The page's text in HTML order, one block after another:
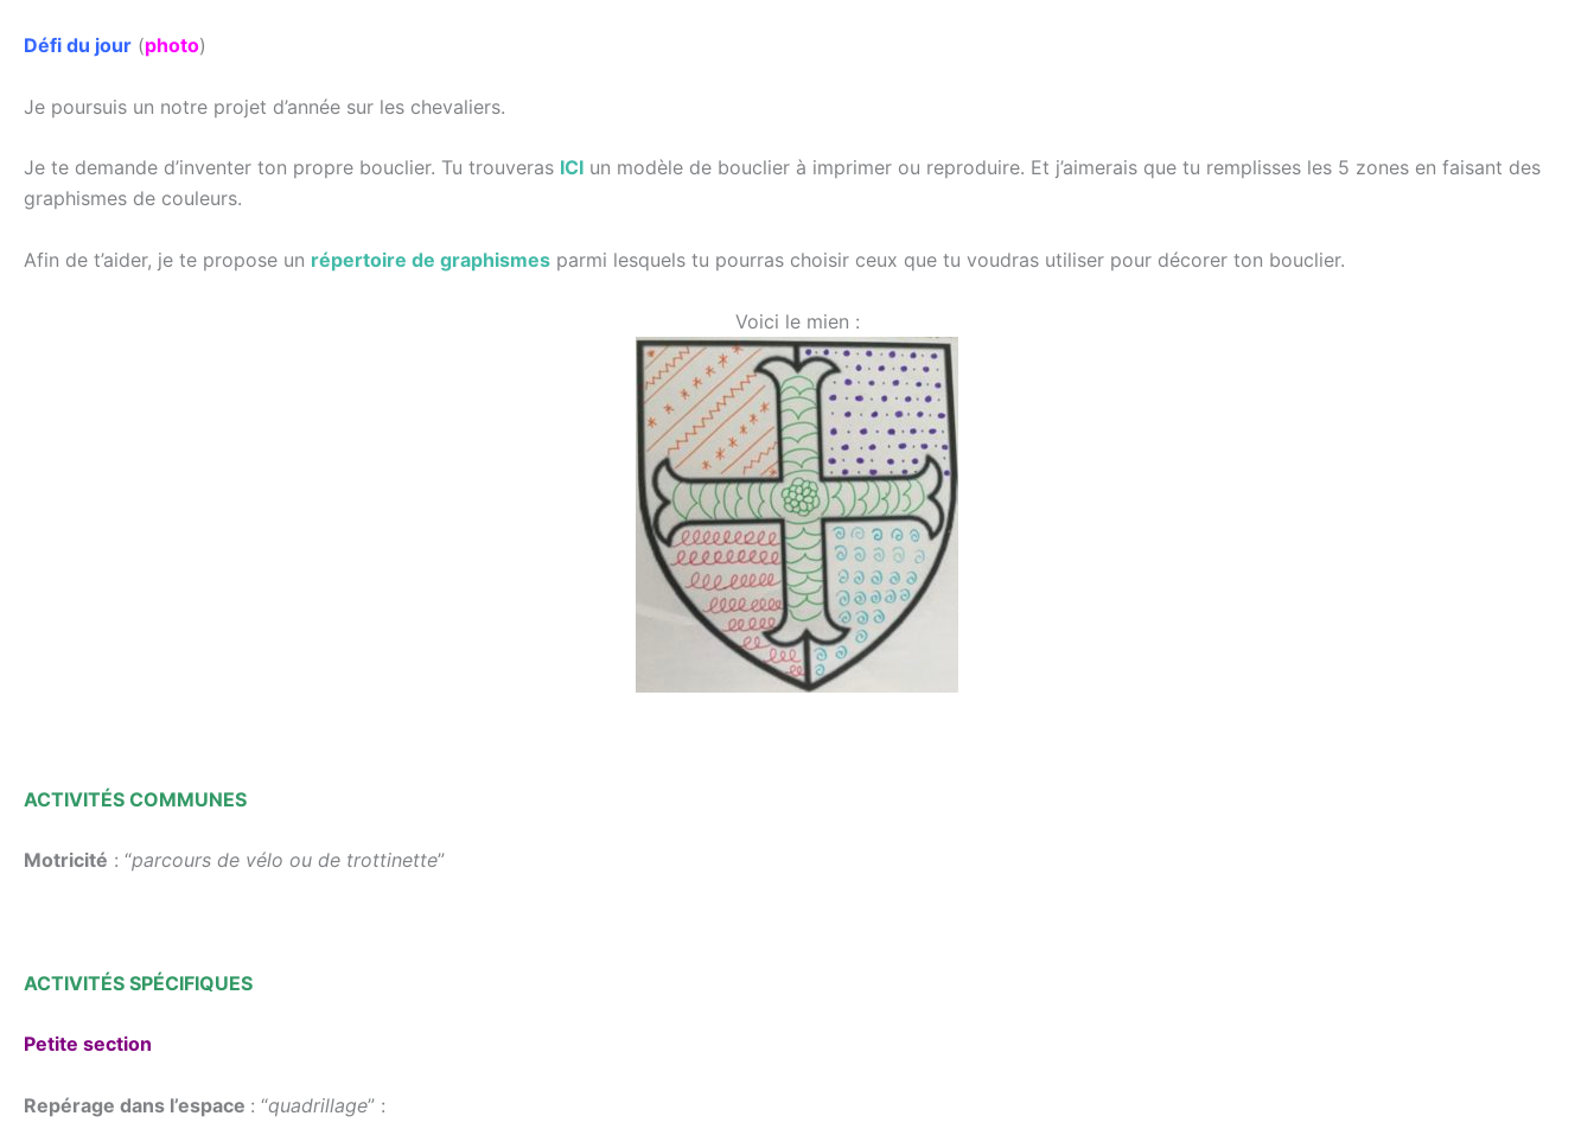
Défi du jour (photo)
Je poursuis un notre projet d’année sur les chevaliers.
Je te demande d’inventer ton propre bouclier. Tu trouveras ICI un modèle de bouclier à imprimer ou reproduire. Et j’aimerais que tu remplisses les 5 zones en faisant des
graphismes de couleurs.
Afin de t’aider, je te propose un répertoire de graphismes parmi lesquels tu pourras choisir ceux que tu voudras utiliser pour décorer ton bouclier.
Voici le mien :
ACTIVITÉS COMMUNES
Motricité : “parcours de vélo ou de trottinette”
ACTIVITÉS SPÉCIFIQUES
Petite section
Repérage dans l’espace : “quadrillage” :